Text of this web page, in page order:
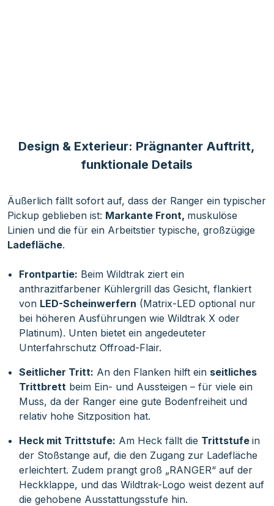
Design & Exterieur: Prägnanter Auftritt,
funktionale Details
Äußerlich fällt sofort auf, dass der Ranger ein typischer
Pickup geblieben ist: Markante Front, muskulöse
Linien und die für ein Arbeitstier typische, großzügige
Ladefläche.
Frontpartie: Beim Wildtrak ziert ein
anthrazitfarbener Kühlergrill das Gesicht, flankiert
von LED-Scheinwerfern (Matrix-LED optional nur
bei höheren Ausführungen wie Wildtrak X oder
Platinum). Unten bietet ein angedeuteter
Unterfahrschutz Offroad-Flair.
Seitlicher Tritt: An den Flanken hilft ein seitliches
Trittbrett beim Ein- und Aussteigen – für viele ein
Muss, da der Ranger eine gute Bodenfreiheit und
relativ hohe Sitzposition hat.
Heck mit Trittstufe: Am Heck fällt die Trittstufein
der Stoßstange auf, die den Zugang zur Ladefläche
erleichtert. Zudem prangt groß „RANGER“ auf der
Heckklappe, und das Wildtrak-Logo weist dezent auf
die gehobene Ausstattungsstufe hin.